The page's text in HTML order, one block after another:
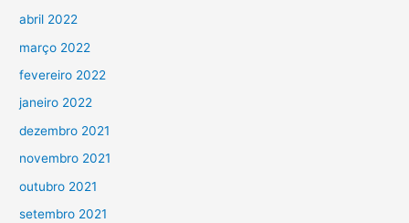
abril 2022
março 2022
fevereiro 2022
janeiro 2022
dezembro 2021
novembro 2021
outubro 2021
setembro 2021